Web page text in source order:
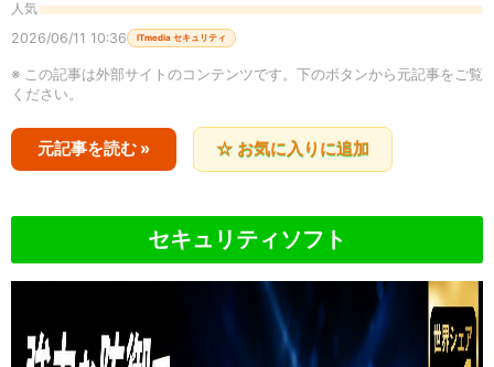
人気
2026/06/11 10:36 ITmedia セキュリティ
※ この記事は外部サイトのコンテンツです。下のボタンから元記事をご覧
ください。
元記事を読む » ☆ お気に入りに追加
セキュリティソフト